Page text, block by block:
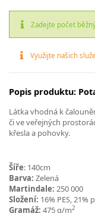
Zadejte počet
Využijte našich
Popis produktu:
Látka vhodná k
či ve veřejných
křesla a pohovky.
Šíře: 140cm
Barva: Zelená
Martindale: 250 000
Složení: 16% PES,
Gramáž: 475 g/m2